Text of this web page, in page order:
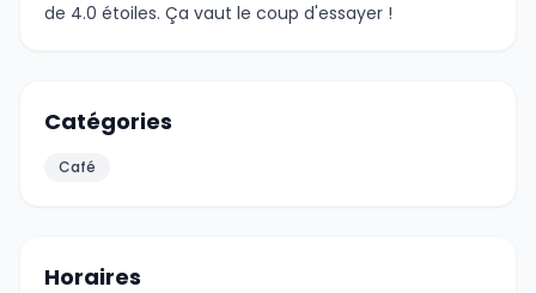
de 4.0 étoiles. Ça vaut le coup d'essayer !
Catégories
Café
Horaires